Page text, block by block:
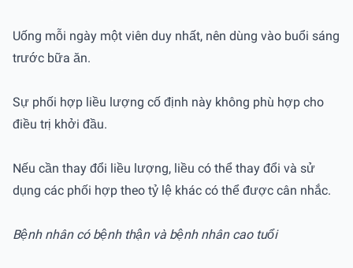
Uống mỗi ngày một viên duy nhất, nên dùng vào buổi sáng
trước bữa ăn.
Sự phối hợp liều lượng cố định này không phù hợp cho
điều trị khởi đầu.
Nếu cần thay đổi liều lượng, liều có thể thay đổi và sử
dụng các phối hợp theo tỷ lệ khác có thể được cân nhắc.
Bệnh nhân có bệnh thận và bệnh nhân cao tuổi